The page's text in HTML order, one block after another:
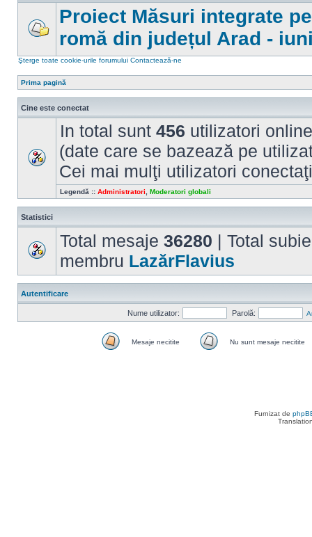
mesaje
necitite
Proiect Măsuri integrate
romă din județul Arad -
Şterge toate cookie-urile forumului Contactează-ne
Prima pagină
Cine este conectat
In total sunt 456 utilizatori
(date care se bazează pe
Cei mai mulţi utilizatori
Legendă :: Administratori Moderatori globali
Statistici
Total mesaje 36280 | Total
membru LazărFlavius
Autentificare
Nume utilizator: Parolă:
Mesaje necitite
Nu sunt mesaje necitite
Furnizat de